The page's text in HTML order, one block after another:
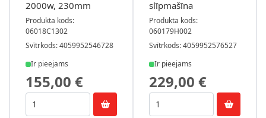
2000w, 230mm
Produkta kods:
06018C1302
Svītrkods: 4059952546728
Ir pieejams
155,00 €
slīpmašīna
Produkta kods:
060179H002
Svītrkods: 4059952576527
Ir pieejams
229,00 €